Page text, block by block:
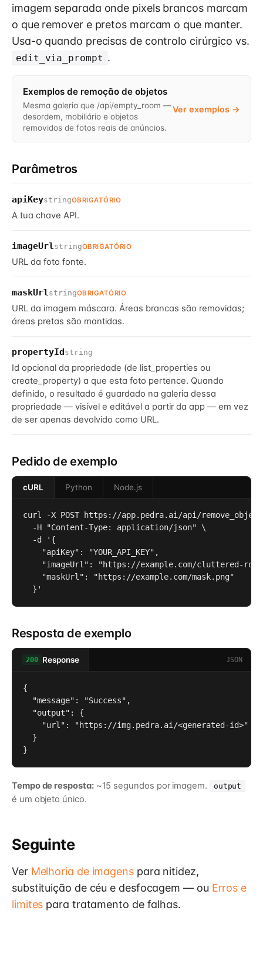
imagem separada onde pixels brancos marcam
o que remover e pretos marcam o que manter.
Usa-o quando precisas de controlo cirúrgico vs.
edit_via_prompt .
Exemplos de remoção de objetos
Mesma galeria que /api/empty_room —
desordem, mobiliário e objetos
removidos de fotos reais de anúncios.
Ver exemplos →
Parâmetros
apiKeystringOBRIGATÓRIO
A tua chave API.
imageUrl stringOBRIGATÓRIO
URL da foto fonte.
maskUrl stringOBRIGATÓRIO
URL da imagem máscara. Áreas brancas são removidas;
áreas pretas são mantidas.
propertyIdstring
Id opcional da propriedade (de list_properties ou
create_property) a que esta foto pertence. Quando
definido, o resultado é guardado na galeria dessa
propriedade — visível e editável a partir da app — em vez
de ser apenas devolvido como URL.
Pedido de exemplo
cURL Python Node.js
curl -X POST https://app.pedra.ai/api/
  -H "Content-Type: application/json" \
  -d '{
    "apiKey": "YOUR_API_KEY",
"imageUrl": "https://example.com/cluttered-
    "maskUrl": "https://example.com/mask.png"
  }'
Resposta de exemplo
200 Response JSON
{
  "message": "Success",
  "output": {
    "url": "https://img.pedra.ai/<generated-id>"
  }
}
Tempo de resposta:~15 segundos por imagem. output
é um objeto único.
Seguinte
Ver Melhoria de imagenspara nitidez,
substituição de céu e desfocagem — ou Erros e
limites para tratamento de falhas.